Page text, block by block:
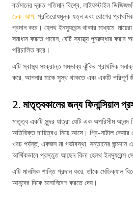
বর্তমানের দ্রুত গতিমান বিশ্বে, লাইফস্টাইল
চেক-আপ, প্রতিরোধমূলক যত্ন এবং রোগের
প্রদান করে। হেলথ ইনস্যুরেন্স থাকার মাধ্যমে,
সমাধান করতে পারেন, যেটি স্বাস্থ্য পুনরুদ্ধার
পরিচালিত করে।
এটি স্বাস্থ্য সংক্রান্ত সম্ভাব্য ঝুঁকির প্রাথমিক
করে, আপনার মাকে সুস্থ থাকতে এবং একটি পরিপূর্ণ
2. মাতৃত্বকালের জন্য ফিনান্সিয়াল
মাতৃত্ব একটি সুন্দর যাত্রা যেটি এক অপরিসীম আনন্দ
অতিরিক্ত দায়িত্বও নিয়ে আসে। প্রি-নাটাল কেয়ার
খরচ পর্যন্ত, একজন মা গর্ভাবস্থা, সন্তানের
আর্থিকভাবে প্রস্তুত আছেন কিনা হেলথ ইনস্যুরেন্স
এটি মানসিক শান্তি প্রদান করে, তাঁকে মেডিক্যাল
আনন্দের দিকে মনোনিবেশ করতে দেয়।